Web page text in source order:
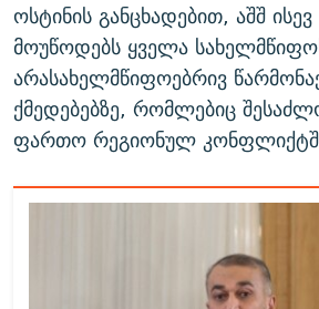
ოსტინის განცხადებით, აშშ
მოუწოდებს ყველა
არასახელმწიფოებრივ
ქმედებებზე, რომლებიც
ფართო რეგიონულ